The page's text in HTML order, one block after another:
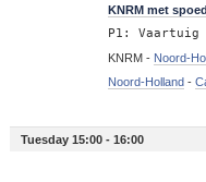
KNRM met
P1: Vaartuig
KNRM - Noord-
Noord-Holland-
Tuesday 15:00 - 16:00